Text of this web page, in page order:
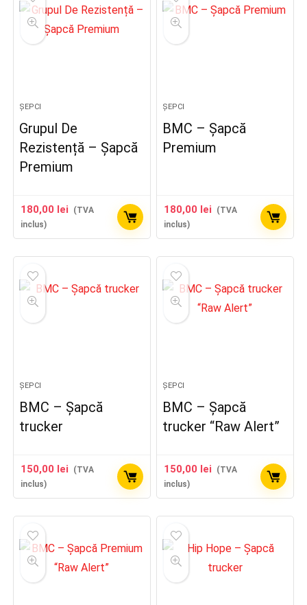
ȘEPCI
Grupul De
Rezistență – Șapcă
Premium
180,00 lei
(TVA
inclus)
ȘEPCI
BMC – Șapcă
Premium
180,00 lei
(TVA
inclus)
ȘEPCI
BMC – Șapcă
trucker
150,00 lei
(TVA
inclus)
ȘEPCI
BMC – Șapcă
trucker “Raw Alert”
150,00 lei
(TVA
inclus)